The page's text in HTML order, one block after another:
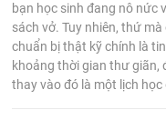
bạn học sinh đang nô nức
sách vở. Tuy nhiên, thứ
chuẩn bị thật kỹ chính là
khoảng thời gian thư giãn,
thay vào đó là một lịch học